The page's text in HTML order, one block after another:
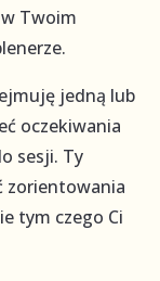
Twoim
jedną lub
oczekiwania
sesji. Ty
zorientowania
tym czego Ci